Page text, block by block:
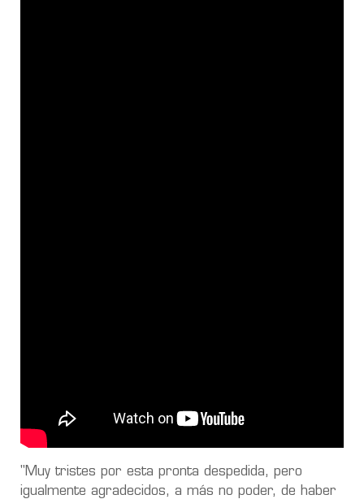
"Muy tristes por esta pronta despedida, pero
igualmente agradecidos, a más no poder, de haber